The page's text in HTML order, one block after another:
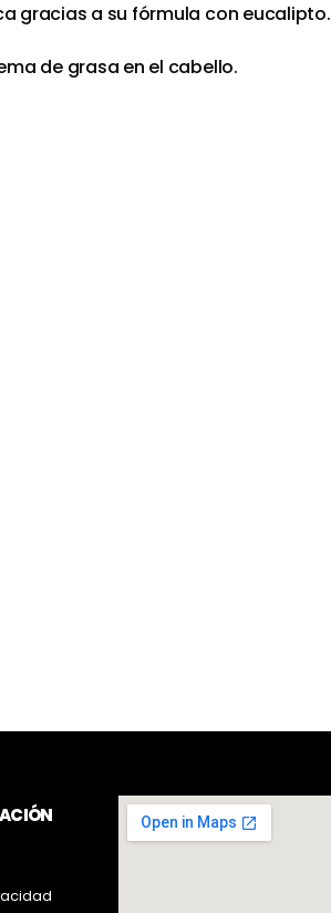
gracias a su fórmula con eucalipto.
de grasa en el cabello.